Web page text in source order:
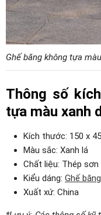
Ghế băng không tựa
Thông số
tựa màu xanh
Kích thước: 150 x
Màu sắc: Xanh lá
Chất liệu: Thép
Kiểu dáng: Ghế
Xuất xứ: China